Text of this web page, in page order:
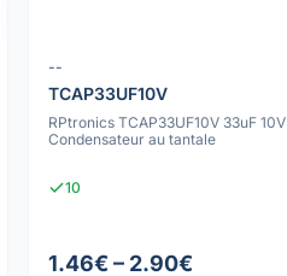
--
TCAP33UF10V
RPtronics TCAP33UF10V 33uF 10V
Condensateur au tantale
10
1.46€ – 2.90€